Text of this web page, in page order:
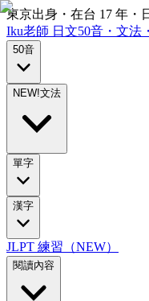
東京出身・在台 17 年・
Iku老師 日文50音・文法
50音
NEW!文法
單字
漢字
JLPT 練習（NEW）
閱讀內容